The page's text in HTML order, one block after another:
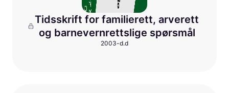
Tidsskrift for familierett, arverett
og barnevernrettslige spørsmål
2003-d.d